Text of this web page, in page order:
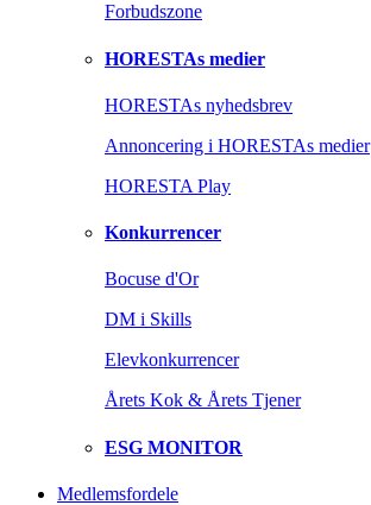
Forbudszone
HORESTAs medier
HORESTAs nyhedsbrev
Annoncering i HORESTAs medier
HORESTA Play
Konkurrencer
Bocuse d'Or
DM i Skills
Elevkonkurrencer
Årets Kok & Årets Tjener
ESG MONITOR
Medlemsfordele